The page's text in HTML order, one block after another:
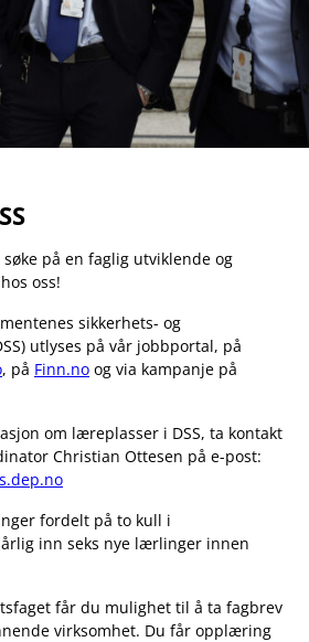
på en faglig utviklende og
oss!
sikkerhets- og
utlyses på vår jobbportal, på
, på Finn.no og via kampanje på
om læreplasser i DSS, ta kontakt
Christian Ottesen på e-post:
fordelt på to kull i
inn seks nye lærlinger innen
får du mulighet til å ta fagbrev
virksomhet. Du får opplæring